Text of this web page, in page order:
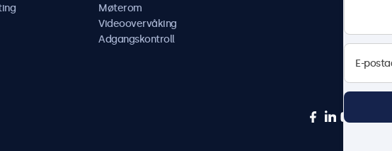
Møterom
Videoovervåking
Adgangskontroll